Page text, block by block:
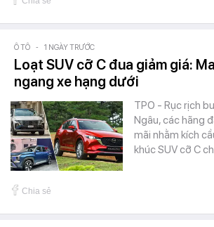
Ô TÔ - 1 NGÀY TRƯỚC
Loạt SUV cỡ C đua giảm giá:
ngang xe hạng dưới
TPO - Rục rịch
Ngâu, các hãng
mãi nhằm kích
khúc SUV cỡ C
Chia sẻ